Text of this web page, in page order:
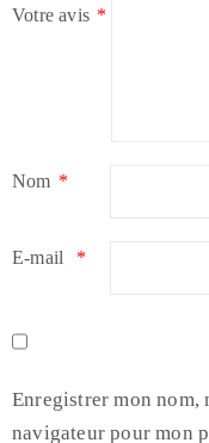
Votre avis *
Nom *
E-mail *
Enregistrer mon nom,
navigateur pour mon